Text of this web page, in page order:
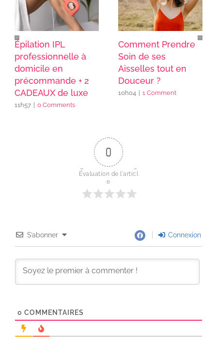
Épilation IPL
professionnelle à
domicile en
précommande + 2
CADEAUX de luxe
11h57 | 0 Comments
Comment Prendre
Soin de ses
Aisselles tout en
Douceur ?
10h04 | 1 Comment
0
Évaluation de l'articl
e
S’abonner Connexion
0 COMMENTAIRES